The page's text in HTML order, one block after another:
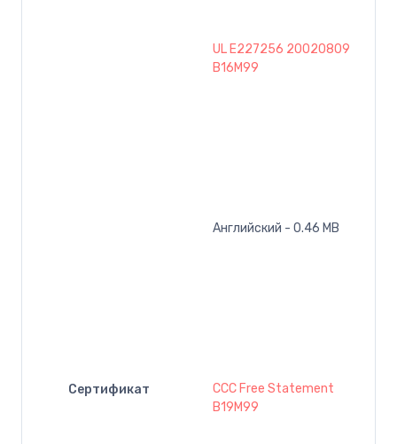
Сертификат
UL E227256 20020809
B16M99
Английский - 0.46 MB
CCC Free Statement
B19M99